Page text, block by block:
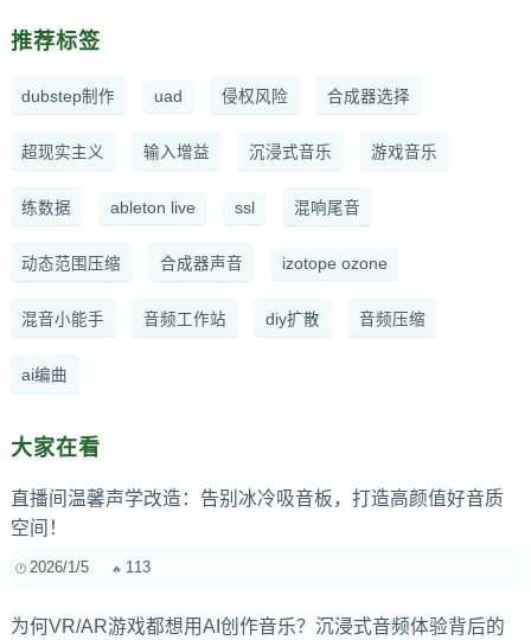
推荐标签
dubstep制作 uad 侵权风险 合成器选择
超现实主义 输入增益 沉浸式音乐 游戏音乐
练数据 ableton live ssl 混响尾音
动态范围压缩 合成器声音 izotope ozone
混音小能手 音频工作站 diy扩散 音频压缩
ai编曲
大家在看
直播间温馨声学改造：告别冰冷吸音板，打造高颜值好音质
空间！
2026/1/5 113
为何VR/AR游戏都想用AI创作音乐？沉浸式音频体验背后的